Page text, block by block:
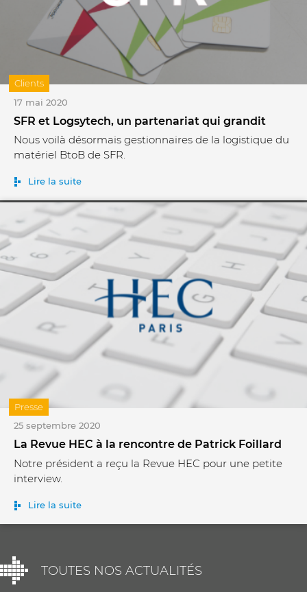
17 mai 2020
SFR et Logsytech, un partenariat qui grandit
Nous voilà désormais gestionnaires de la logistique du
matériel BtoB de SFR.
Lire la suite
Clients
25 septembre 2020
La Revue HEC à la rencontre de Patrick Foillard
Notre président a reçu la Revue HEC pour une petite
interview.
Lire la suite
Presse
TOUTES NOS ACTUALITÉS